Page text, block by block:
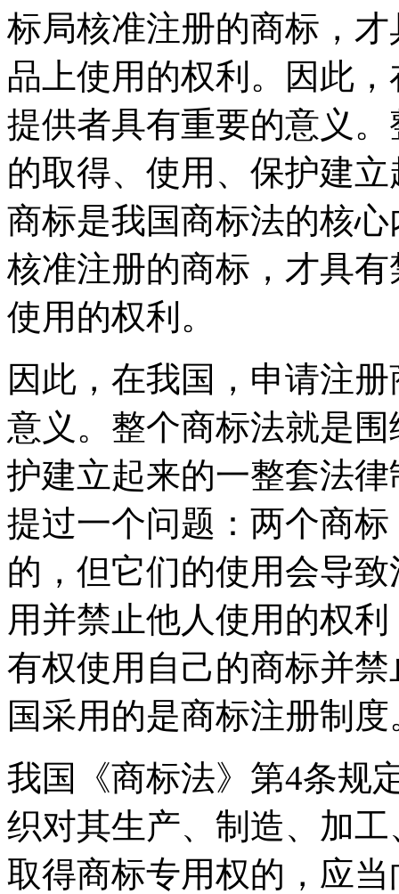
标局核准注册的商标，
品上使用的权利。因此
提供者具有重要的意义
的取得、使用、保护建
商标是我国商标法的核
核准注册的商标，才具
使用的权利。
因此，在我国，申请注
意义。整个商标法就是
护建立起来的一整套法
提过一个问题：两个商
的，但它们的使用会导
用并禁止他人使用的权
有权使用自己的商标并
国采用的是商标注册制度
我国《商标法》第4条规
织对其生产、制造、加
取得商标专用权的，应